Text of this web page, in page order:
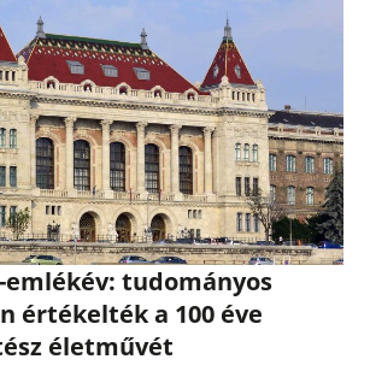
emlékév: tudományos
értékelték a 100 éve
életművét